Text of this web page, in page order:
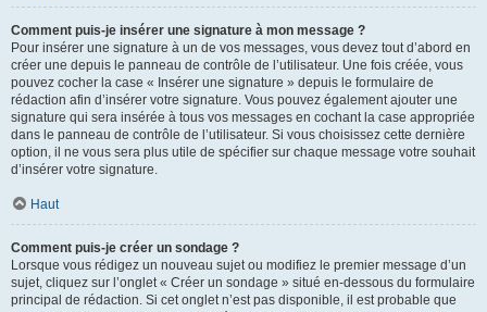
Comment puis-je insérer une signature à mon message ?
Pour insérer une signature à un de vos messages, vous devez tout d’abord en
créer une depuis le panneau de contrôle de l’utilisateur. Une fois créée, vous
pouvez cocher la case « Insérer une signature » depuis le formulaire de
rédaction afin d’insérer votre signature. Vous pouvez également ajouter une
signature qui sera insérée à tous vos messages en cochant la case appropriée
dans le panneau de contrôle de l’utilisateur. Si vous choisissez cette dernière
option, il ne vous sera plus utile de spécifier sur chaque message votre souhait
d’insérer votre signature.
Haut
Comment puis-je créer un sondage ?
Lorsque vous rédigez un nouveau sujet ou modifiez le premier message d’un
sujet, cliquez sur l’onglet « Créer un sondage » situé en-dessous du formulaire
principal de rédaction. Si cet onglet n’est pas disponible, il est probable que